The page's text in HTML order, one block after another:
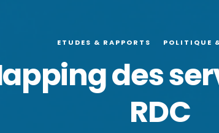
ETUDES & RAPPORTS POLITIQUE
des
RDC